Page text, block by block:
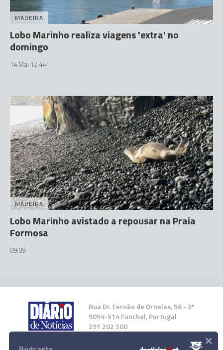
MADEIRA
Lobo Marinho realiza viagens 'extra' no
domingo
14 Mai 12:44
MADEIRA
Lobo Marinho avistado a repousar na Praia
Formosa
09:09
Rua Dr. Fernão de Ornelas, 56 - 3º
9054-514 Funchal, Portugal
291 202 300
×